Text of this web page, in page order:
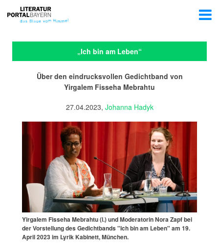
„Ich bin am Leben“
Über den eindrucksvollen Gedichtband von
Yirgalem Fisseha Mebrahtu
27.04.2023, Johanna Hadyk
Yirgalem Fisseha Mebrahtu (l.) und Moderatorin Nora Zapf bei
der Vorstellung des Gedichtbands "Ich bin am Leben" am 19.
April 2023 im Lyrik Kabinett, München.